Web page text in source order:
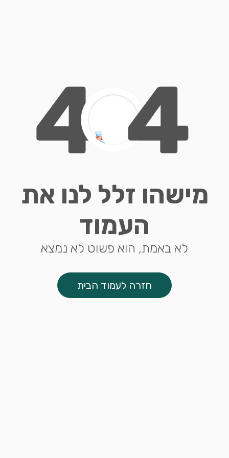
מישהו זלל לנו את
העמוד
לא באמת, הוא פשוט לא נמצא
חזרה לעמוד הבית